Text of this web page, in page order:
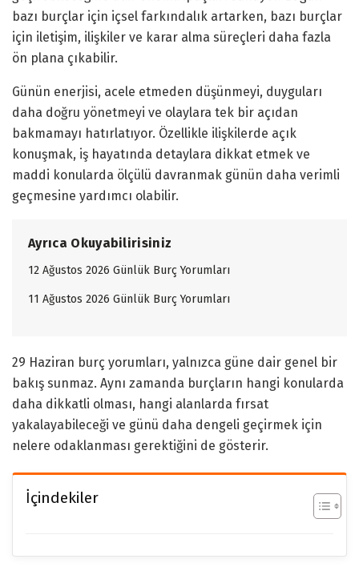
bazı burçlar için içsel farkındalık artarken, bazı burçlar
için iletişim, ilişkiler ve karar alma süreçleri daha fazla
ön plana çıkabilir.
Günün enerjisi, acele etmeden düşünmeyi, duyguları
daha doğru yönetmeyi ve olaylara tek bir açıdan
bakmamayı hatırlatıyor. Özellikle ilişkilerde açık
konuşmak, iş hayatında detaylara dikkat etmek ve
maddi konularda ölçülü davranmak günün daha verimli
geçmesine yardımcı olabilir.
Ayrıca Okuyabilirisiniz
12 Ağustos 2026 Günlük Burç Yorumları
11 Ağustos 2026 Günlük Burç Yorumları
29 Haziran burç yorumları, yalnızca güne dair genel bir
bakış sunmaz. Aynı zamanda burçların hangi konularda
daha dikkatli olması, hangi alanlarda fırsat
yakalayabileceği ve günü daha dengeli geçirmek için
nelere odaklanması gerektiğini de gösterir.
İçindekiler